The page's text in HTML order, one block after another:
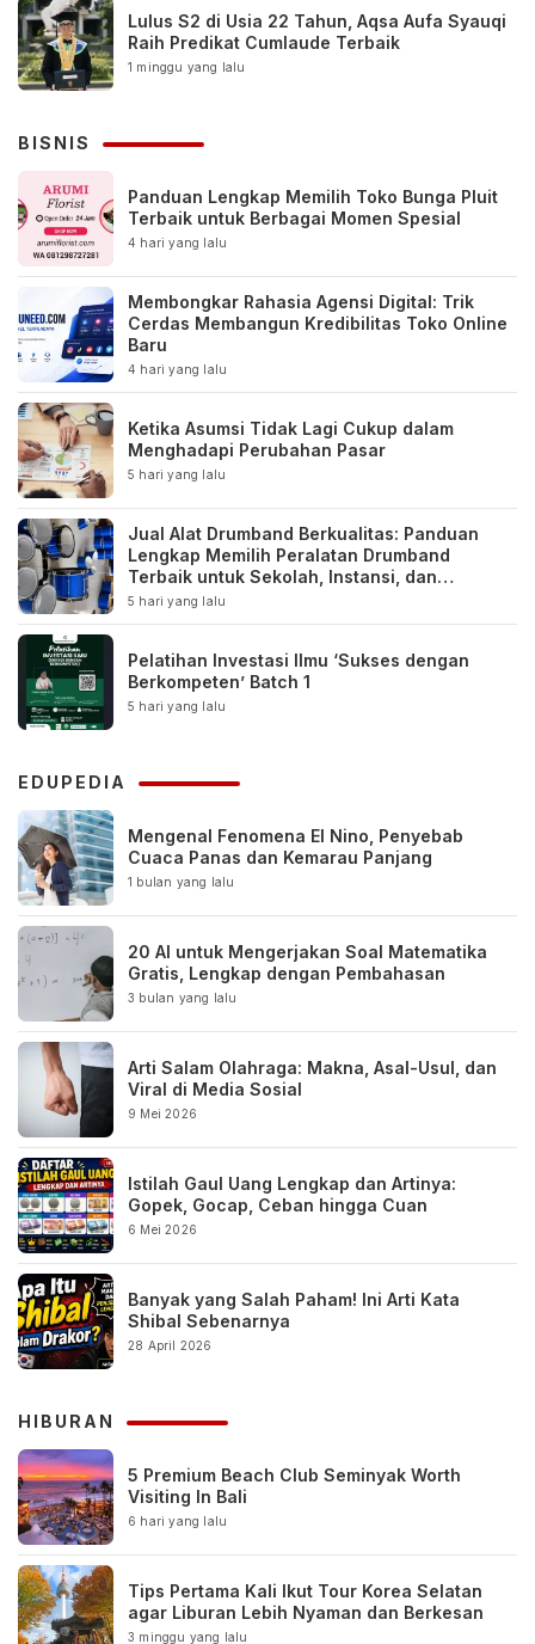
Lulus S2 di Usia 22 Tahun, Aqsa Aufa Syauqi
Raih Predikat Cumlaude Terbaik
1 minggu yang lalu
BISNIS
Panduan Lengkap Memilih Toko Bunga Pluit
Terbaik untuk Berbagai Momen Spesial
4 hari yang lalu
Membongkar Rahasia Agensi Digital: Trik
Cerdas Membangun Kredibilitas Toko Online
Baru
4 hari yang lalu
Ketika Asumsi Tidak Lagi Cukup dalam
Menghadapi Perubahan Pasar
5 hari yang lalu
Jual Alat Drumband Berkualitas: Panduan
Lengkap Memilih Peralatan Drumband
Terbaik untuk Sekolah, Instansi, dan
Komunitas
5 hari yang lalu
Pelatihan Investasi Ilmu ‘Sukses dengan
Berkompeten’ Batch 1
5 hari yang lalu
EDUPEDIA
Mengenal Fenomena El Nino, Penyebab
Cuaca Panas dan Kemarau Panjang
1 bulan yang lalu
20 AI untuk Mengerjakan Soal Matematika
Gratis, Lengkap dengan Pembahasan
3 bulan yang lalu
Arti Salam Olahraga: Makna, Asal-Usul, dan
Viral di Media Sosial
9 Mei 2026
Istilah Gaul Uang Lengkap dan Artinya:
Gopek, Gocap, Ceban hingga Cuan
6 Mei 2026
Banyak yang Salah Paham! Ini Arti Kata
Shibal Sebenarnya
28 April 2026
HIBURAN
5 Premium Beach Club Seminyak Worth
Visiting In Bali
6 hari yang lalu
Tips Pertama Kali Ikut Tour Korea Selatan
agar Liburan Lebih Nyaman dan Berkesan
3 minggu yang lalu